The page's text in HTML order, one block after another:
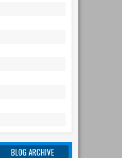
BLOG ARCHIVE